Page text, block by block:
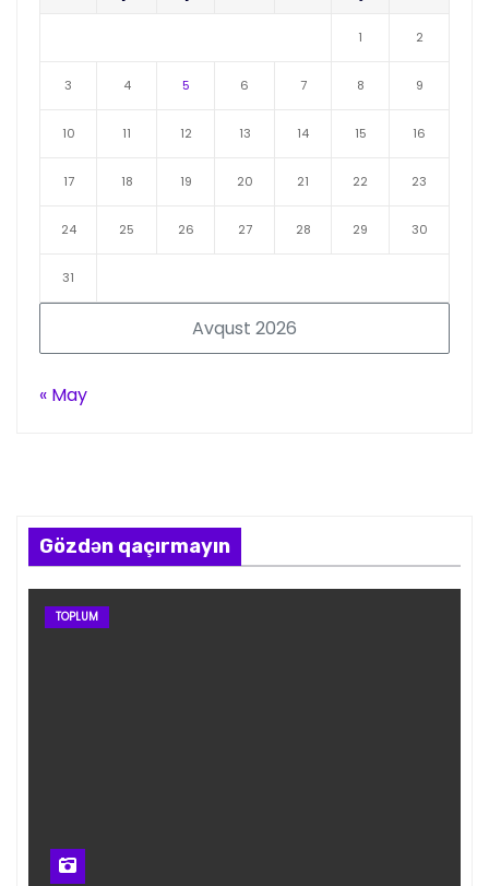
Avqust 2026
1 2
3 4 5 6 7 8 9
10 11 12 13 14 15 16
17 18 19 20 21 22 23
24 25 26 27 28 29 30
31
« May
Gözdən qaçırmayın
TOPLUM